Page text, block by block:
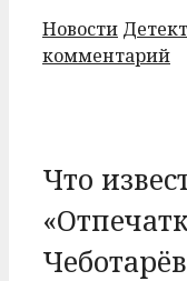
Рубрики
Новости Метки
комментарий
Что